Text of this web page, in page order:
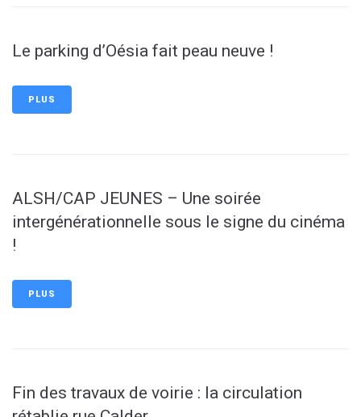
Le parking d’Oésia fait peau neuve !
PLUS
ALSH/CAP JEUNES – Une soirée
intergénérationnelle sous le signe du cinéma
!
PLUS
Fin des travaux de voirie : la circulation